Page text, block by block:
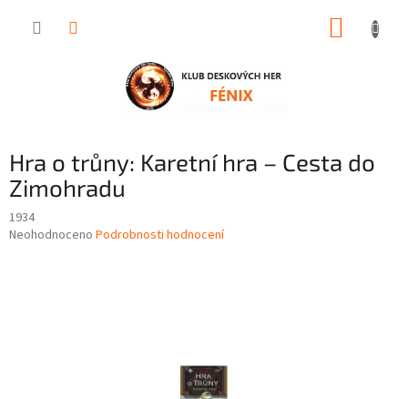
Hra o trůny: Karetní hra – Cesta do
Zimohradu
1934
Průměrné
Neohodnoceno Podrobnosti hodnocení